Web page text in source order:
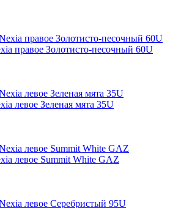
правое Золотисто-песочный 60U
левое Зеленая мята 35U
левое Summit White GAZ